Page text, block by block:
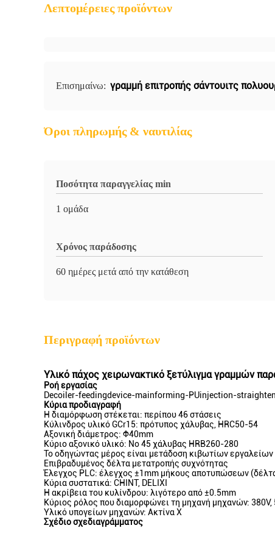
Λεπτομέρειες προϊόντων
Επισημαίνω: γραμμή επιτροπής σάντουιτς
Όροι πληρωμής & ναυτιλίας
Ποσότητα παραγγελίας min
1 ομάδα
Χρόνος παράδοσης
60 ημέρες μετά από την κατάθεση
Περιγραφή προϊόντων
Υλικό πάχος χειρωνακτικό ξετύλιγμα γραμμών
Ροή εργασίας
Decoiler-feedingdevice-mainforming-PUinjection-
Κύρια προδιαγραφή
Η διαμόρφωση στέκεται: περίπου 46 στάσεις
Κύλινδρος υλικό GCr15: πρότυπος χάλυβας, HRC50-54
Αξονική διάμετρος: Φ40mm
Κύριο αξονικό υλικό: Νο 45 χάλυβας HRB260-280
Το οδηγώντας μέρος είναι μετάδοση κιβωτίων εργαλείων
Επιβραδυμένος δέλτα μετατροπής συχνότητας
Έλεγχος PLC: έλεγχος ±1mm μήκους αποτυπώσεων
Κύρια συστατικά: CHINT, DELIXI
Η ακρίβεια του κυλίνδρου: λιγότερο από ±0.5mm
Κύριος ρόλος που διαμορφώνει τη μηχανή μηχανών:
Υλικό υπογείων μηχανών: Ακτίνα Χ
Σχέδιο σχεδιαγράμματος